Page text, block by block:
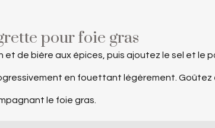
pour foie gras
et de bière aux épices, puis ajoutez le sel et le
en fouettant légèrement. Goûtez
le foie gras.